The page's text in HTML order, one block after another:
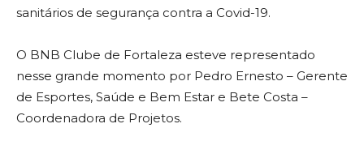
sanitários de segurança contra a Covid-19.
O BNB Clube de Fortaleza esteve representado
nesse grande momento por Pedro Ernesto – Gerente
de Esportes, Saúde e Bem Estar e Bete Costa –
Coordenadora de Projetos.